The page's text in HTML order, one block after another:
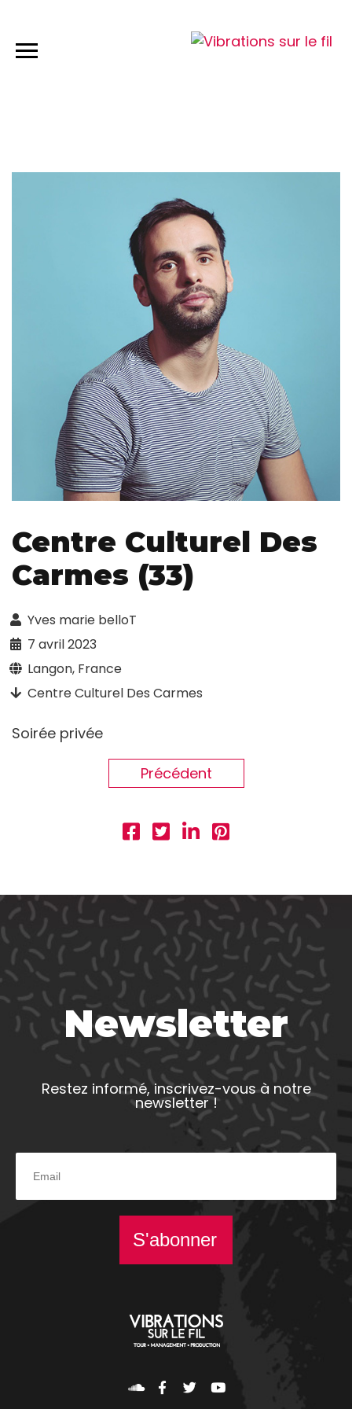
Centre Culturel Des
Carmes (33)
Yves marie belloT
7 avril 2023
Langon, France
Centre Culturel Des Carmes
Soirée privée
Précédent
Newsletter
Restez informé, inscrivez-vous à notre
newsletter !
S'abonner